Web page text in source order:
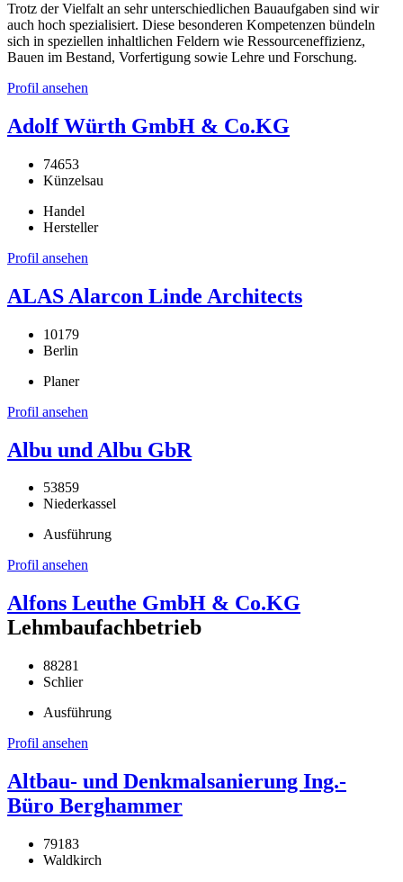
Trotz der Vielfalt an sehr unterschiedlichen Bauaufgaben sind wir
auch hoch spezialisiert. Diese besonderen Kompetenzen bündeln
sich in speziellen inhaltlichen Feldern wie Ressourceneffizienz,
Bauen im Bestand, Vorfertigung sowie Lehre und Forschung.
Profil ansehen
Adolf Würth GmbH & Co.KG
74653
Künzelsau
Handel
Hersteller
Profil ansehen
ALAS Alarcon Linde Architects
10179
Berlin
Planer
Profil ansehen
Albu und Albu GbR
53859
Niederkassel
Ausführung
Profil ansehen
Alfons Leuthe GmbH & Co.KG
Lehmbaufachbetrieb
88281
Schlier
Ausführung
Profil ansehen
Altbau- und Denkmalsanierung Ing.-
Büro Berghammer
79183
Waldkirch